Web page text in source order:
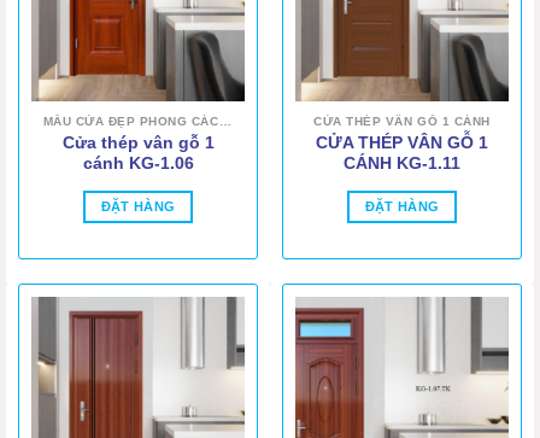
Cửa thép vân gỗ 1
cánh KG-1.06
ĐẶT HÀNG
CỬA THÉP VÂN GỖ 1 CÁNH
CỬA THÉP VÂN GỖ 1
CÁNH KG-1.11
ĐẶT HÀNG